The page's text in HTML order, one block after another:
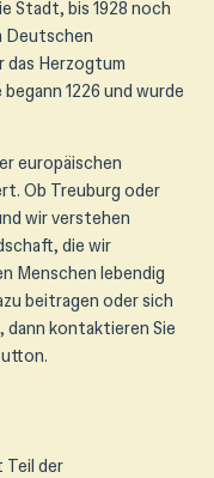
Stadt, bis 1928 noch
Deutschen
das Herzogtum
1226 und wurde
europäischen
Ob Treuburg oder
wir verstehen
die wir
Menschen lebendig
beitragen oder sich
kontaktieren Sie
Teil der